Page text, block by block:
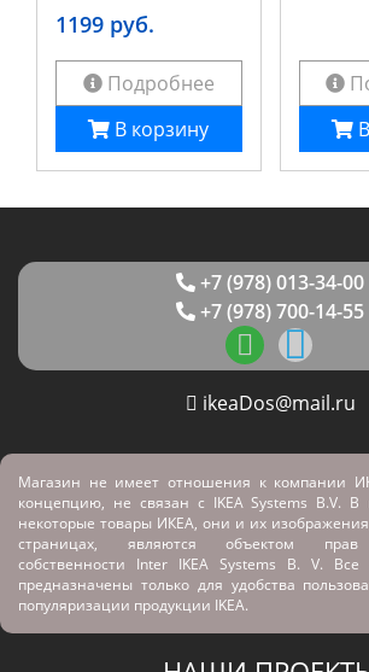
1199 руб.
Подробнее
В корзину
+7 (978) 013-34-00
+7 (978) 700-14-55
ikeaDos@mail.ru
Магазин не имеет отношения к компании
концепцию, не связан с IKEA Systems B.V.
некоторые товары ИКЕА, они и их
страницах, являются объектом прав
собственности Inter IKEA Systems B. V.
предназначены только для удобства
популяризации продукции IKEA.